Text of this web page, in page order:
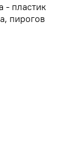
- пластик
пирогов